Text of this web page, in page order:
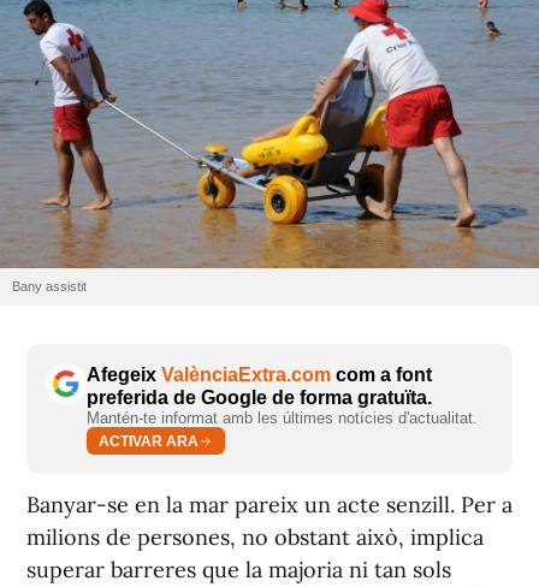
Bany assistit
Afegeix ValènciaExtra.com com a font
preferida de Google de forma gratuïta.
Mantén-te informat amb les últimes notícies d'actualitat.
ACTIVAR ARA
Banyar-se en la mar pareix un acte senzill. Per a
milions de persones, no obstant això, implica
superar barreres que la majoria ni tan sols